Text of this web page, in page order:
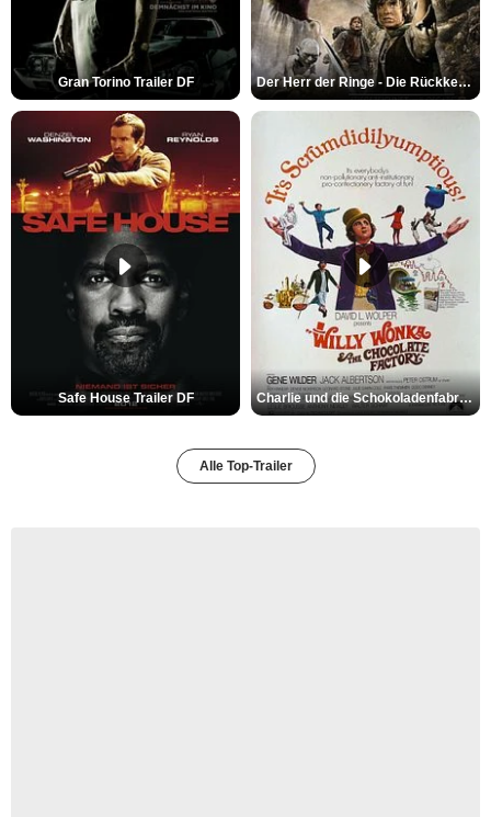
Gran Torino Trailer DF Der Herr der Ringe - Die Rückkehr des Königs Trailer OV
Safe House Trailer DF Charlie und die Schokoladenfabrik Trailer OV
Alle Top-Trailer